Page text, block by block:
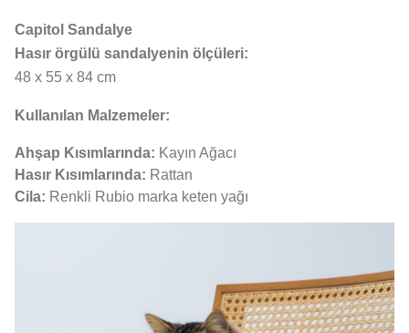
Capitol Sandalye
Hasır örgülü sandalyenin ölçüleri:
48 x 55 x 84 cm
Kullanılan Malzemeler:
Ahşap Kısımlarında: Kayın Ağacı
Hasır Kısımlarında: Rattan
Cila: Renkli Rubio marka keten yağı